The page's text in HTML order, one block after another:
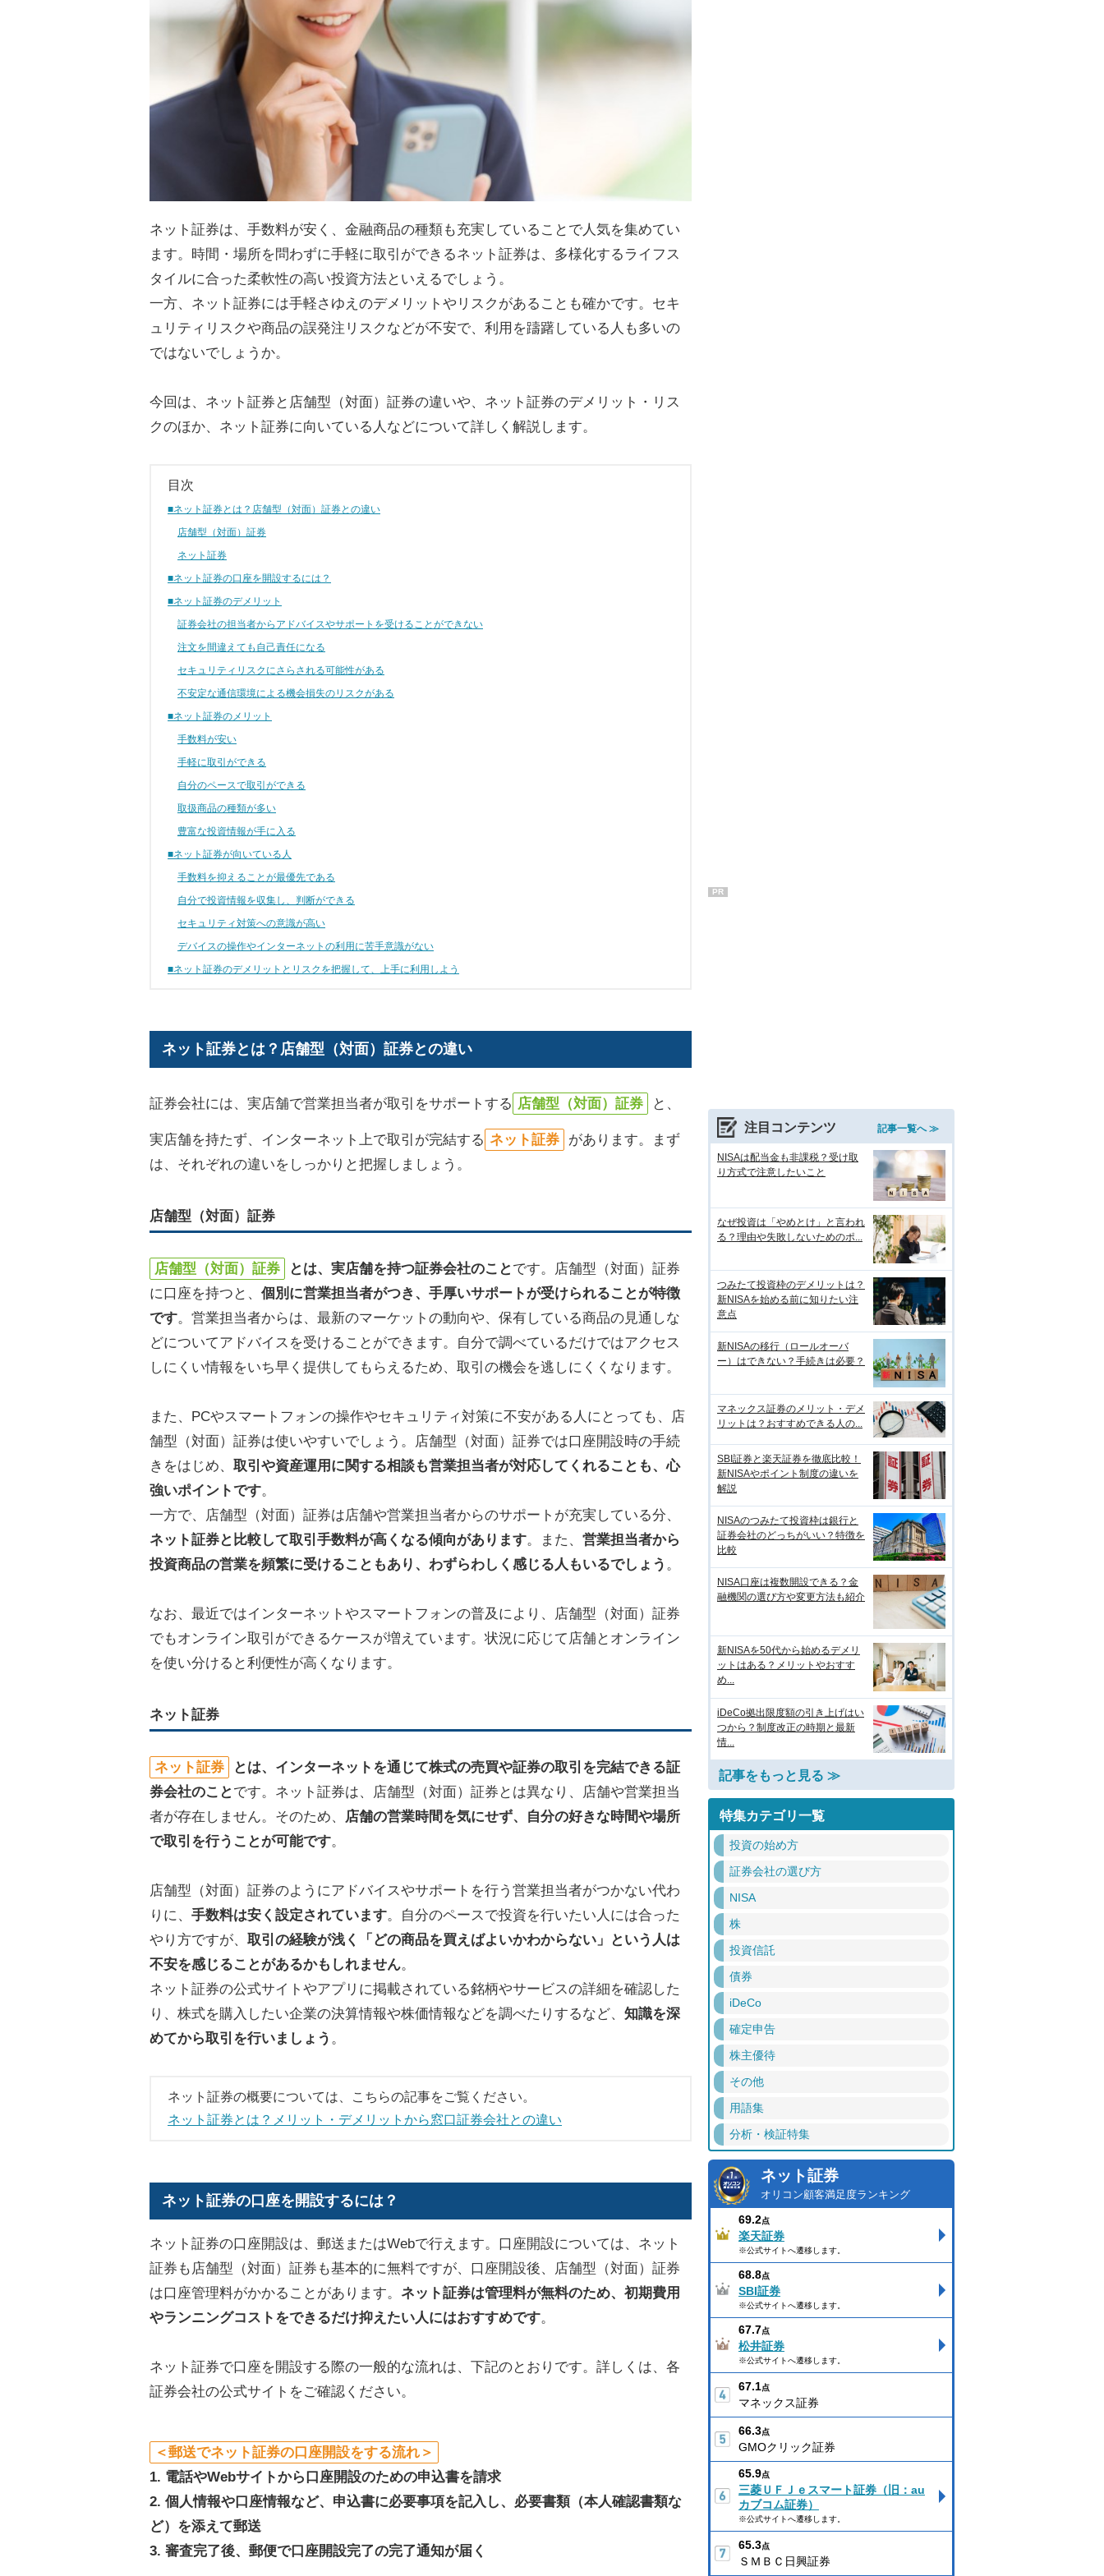
ネット証券は、手数料が安く、金融商品の種類も充実していることで人気を集めてい
ます。時間・場所を問わずに手軽に取引ができるネット証券は、多様化するライフス
タイルに合った柔軟性の高い投資方法といえるでしょう。
一方、ネット証券には手軽さゆえのデメリットやリスクがあることも確かです。セキ
ュリティリスクや商品の誤発注リスクなどが不安で、利用を躊躇している人も多いの
ではないでしょうか。
今回は、ネット証券と店舗型（対面）証券の違いや、ネット証券のデメリット・リス
クのほか、ネット証券に向いている人などについて詳しく解説します。
目次
■ネット証券とは？店舗型（対面）証券との違い
店舗型（対面）証券
ネット証券
■ネット証券の口座を開設するには？
■ネット証券のデメリット
証券会社の担当者からアドバイスやサポートを受けることができない
注文を間違えても自己責任になる
セキュリティリスクにさらされる可能性がある
不安定な通信環境による機会損失のリスクがある
■ネット証券のメリット
手数料が安い
手軽に取引ができる
自分のペースで取引ができる
取扱商品の種類が多い
豊富な投資情報が手に入る
■ネット証券が向いている人
手数料を抑えることが最優先である
自分で投資情報を収集し、判断ができる
セキュリティ対策への意識が高い
デバイスの操作やインターネットの利用に苦手意識がない
■ネット証券のデメリットとリスクを把握して、上手に利用しよう
ネット証券とは？店舗型（対面）証券との違い
証券会社には、実店舗で営業担当者が取引をサポートする 店舗型（対面）証券 と、
実店舗を持たず、インターネット上で取引が完結する ネット証券
があります。まず
は、それぞれの違いをしっかりと把握しましょう。
店舗型（対面）証券
店舗型（対面）証券 とは、実店舗を持つ証券会社のこと です。店舗型（対面）証券
に口座を持つと、 個別に営業担当者がつき、手厚いサポートが受けられることが特徴
です。営業担当者からは、最新のマーケットの動向や、保有している商品の見通しな
どについてアドバイスを受けることができます。自分で調べているだけではアクセス
しにくい情報をいち早く提供してもらえるため、取引の機会を逃しにくくなります。
また、PCやスマートフォンの操作やセキュリティ対策に不安がある人にとっても、店
舗型（対面）証券は使いやすいでしょう。店舗型（対面）証券では口座開設時の手続
きをはじめ、 取引や資産運用に関する相談も営業担当者が対応してくれることも、心
強いポイントです。
一方で、店舗型（対面）証券は店舗や営業担当者からのサポートが充実している分、
ネット証券と比較して取引手数料が高くなる傾向があります。また、 営業担当者から
投資商品の営業を頻繁に受けることもあり、わずらわしく感じる人もいるでしょう 。
なお、最近ではインターネットやスマートフォンの普及により、店舗型（対面）証券
でもオンライン取引ができるケースが増えています。状況に応じて店舗とオンライン
を使い分けると利便性が高くなります。
ネット証券
ネット証券
とは、インターネットを通じて株式の売買や証券の取引を完結できる証
券会社のこと です。ネット証券は、店舗型（対面）証券とは異なり、店舗や営業担当
者が存在しません。そのため、
店舗の営業時間を気にせず、自分の好きな時間や場所
で取引を行うことが可能です。
店舗型（対面）証券のようにアドバイスやサポートを行う営業担当者がつかない代わ
りに、 手数料は安く設定されています。自分のペースで投資を行いたい人には合った
やり方ですが、 取引の経験が浅く「どの商品を買えばよいかわからない」という人は
不安を感じることがあるかもしれません。
ネット証券の公式サイトやアプリに掲載されている銘柄やサービスの詳細を確認した
り、株式を購入したい企業の決算情報や株価情報などを調べたりするなど、 知識を深
めてから取引を行いましょう 。
ネット証券の概要については、こちらの記事をご覧ください。
ネット証券とは？メリット・デメリットから窓口証券会社との違い
ネット証券の口座を開設するには？
ネット証券の口座開設は、郵送またはWebで行えます。口座開設については、ネット
証券も店舗型（対面）証券も基本的に無料ですが、口座開設後、店舗型（対面）証券
は口座管理料がかかることがあります。 ネット証券は管理料が無料のため、初期費用
やランニングコストをできるだけ抑えたい人にはおすすめです。
ネット証券で口座を開設する際の一般的な流れは、下記のとおりです。詳しくは、各
証券会社の公式サイトをご確認ください。
＜郵送でネット証券の口座開設をする流れ＞
1. 電話やWebサイトから口座開設のための申込書を請求
2. 個人情報や口座情報など、申込書に必要事項を記入し、必要書類（本人確認書類な
ど）を添えて郵送
3. 審査完了後、郵便で口座開設完了の完了通知が届く
PR
注目コンテンツ 記事一覧へ ≫
NISAは配当金も非課税？受け取
り方式で注意したいこと
なぜ投資は「やめとけ」と言われ
る？理由や失敗しないためのポ...
つみたて投資枠のデメリットは？
新NISAを始める前に知りたい注
意点
新NISAの移行（ロールオーバ
ー）はできない？手続きは必要？
マネックス証券のメリット・デメ
リットは？おすすめできる人の...
SBI証券と楽天証券を徹底比較！
新NISAやポイント制度の違いを
解説
NISAのつみたて投資枠は銀行と
証券会社のどっちがいい？特徴を
比較
NISA口座は複数開設できる？金
融機関の選び方や変更方法も紹介
新NISAを50代から始めるデメリ
ットはある？メリットやおすす
め...
iDeCo拠出限度額の引き上げはい
つから？制度改正の時期と最新
情...
記事をもっと見る ≫
特集カテゴリ一覧
投資の始め方
証券会社の選び方
NISA
株
投資信託
債券
iDeCo
確定申告
株主優待
その他
用語集
分析・検証特集
ネット証券
オリコン顧客満足度ランキング
69.2点
楽天証券
※公式サイトへ遷移します。
68.8点
SBI証券
※公式サイトへ遷移します。
67.7点
松井証券
※公式サイトへ遷移します。
67.1点
マネックス証券
66.3点
GMOクリック証券
65.9点
三菱ＵＦＪｅスマート証券（旧：au
カブコム証券）
※公式サイトへ遷移します。
65.3点
ＳＭＢＣ日興証券